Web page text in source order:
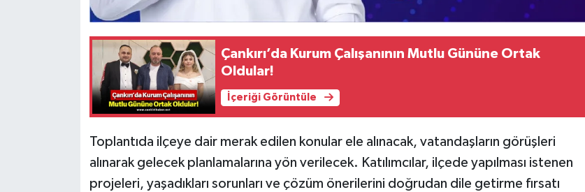
Çankırı’da Kurum Çalışanının Mutlu Gününe Ortak
Oldular!
İçeriği Görüntüle
Toplantıda ilçeye dair merak edilen konular ele alınacak, vatandaşların görüşleri
alınarak gelecek planlamalarına yön verilecek. Katılımcılar, ilçede yapılması istenen
projeleri, yaşadıkları sorunları ve çözüm önerilerini doğrudan dile getirme fırsatı